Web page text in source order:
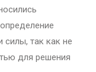
силы, так как не
для решения